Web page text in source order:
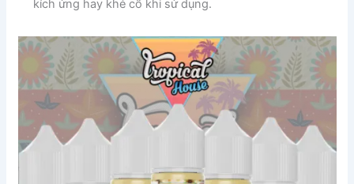
kích ứng hay khé cổ khi sử dụng.